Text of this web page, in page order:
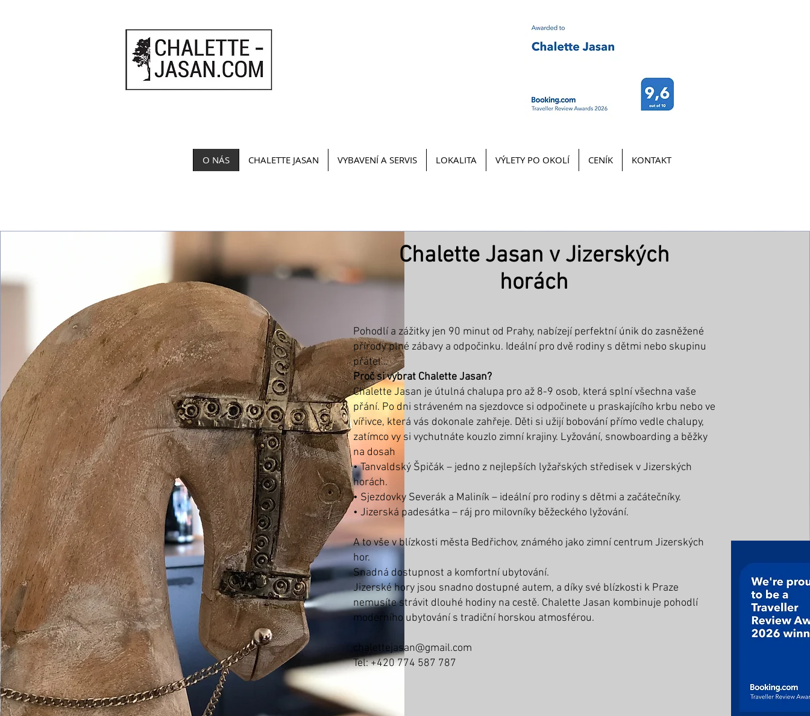
O NÁS CHALETTE JASAN VYBAVENÍ A SERVIS LOKALITA VÝLETY PO OKOLÍ CENÍK KONTAKT
Chalette Jasan v Jizerských
horách
Pohodlí a zážitky jen 90 minut od Prahy, nabízejí perfektní únik do zasněžené
přírody plné zábavy a odpočinku. Ideální pro dvě rodiny s dětmi nebo skupinu
přátel…
Proč si vybrat Chalette Jasan?
Chalette Jasan je útulná chalupa pro až 8-9 osob, která splní všechna vaše
přání. Po dni stráveném na sjezdovce si odpočinete u praskajícího krbu nebo ve
vířivce, která vás dokonale zahřeje. Děti si užijí bobování přímo vedle chalupy,
zatímco vy si vychutnáte kouzlo zimní krajiny. Lyžování, snowboarding a běžky
na dosah
• Tanvaldský Špičák – jedno z nejlepších lyžařských středisek v Jizerských
horách.
• Sjezdovky Severák a Maliník – ideální pro rodiny s dětmi a začátečníky.
• Jizerská padesátka – ráj pro milovníky běžeckého lyžování.
A to vše v blízkosti města Bedřichov, známého jako zimní centrum Jizerských
hor.
Snadná dostupnost a komfortní ubytování.
Jizerské hory jsou snadno dostupné autem, a díky své blízkosti k Praze
nemusíte strávit dlouhé hodiny na cestě. Chalette Jasan kombinuje pohodlí
moderního ubytování s tradiční horskou atmosférou.
chalettejasan@gmail.com
Tel: +420 774 587 787